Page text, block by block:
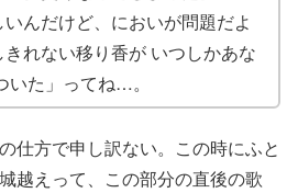
いんだけど、においが問題だよ
れない移り香が いつしかあな
いた」ってね…。
仕方で申し訳ない。この時にふと
越えって、この部分の直後の歌